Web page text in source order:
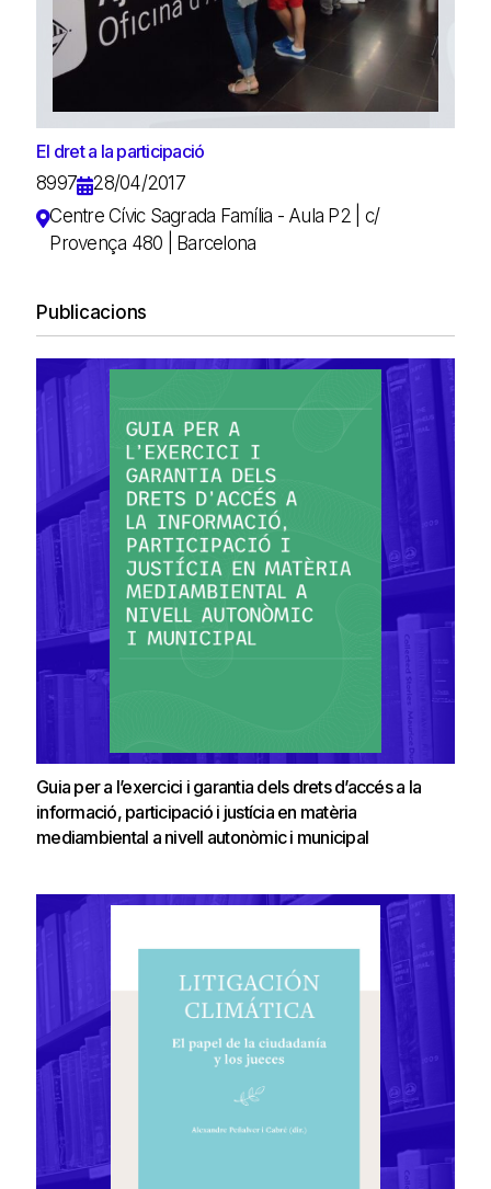
El dret a la participació
8997
28/04/2017
Centre Cívic Sagrada Família - Aula P2 | c/
Provença 480 | Barcelona
Publicacions
Guia per a l’exercici i garantia dels drets d’accés a la
informació, participació i justícia en matèria
mediambiental a nivell autonòmic i municipal